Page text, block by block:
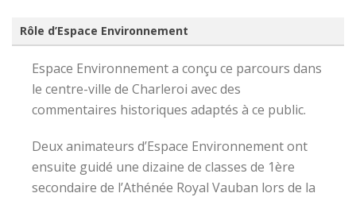
Rôle d’Espace Environnement
Espace Environnement a conçu ce parcours dans
le centre-ville de Charleroi avec des
commentaires historiques adaptés à ce public.
Deux animateurs d’Espace Environnement ont
ensuite guidé une dizaine de classes de 1ère
secondaire de l’Athénée Royal Vauban lors de la